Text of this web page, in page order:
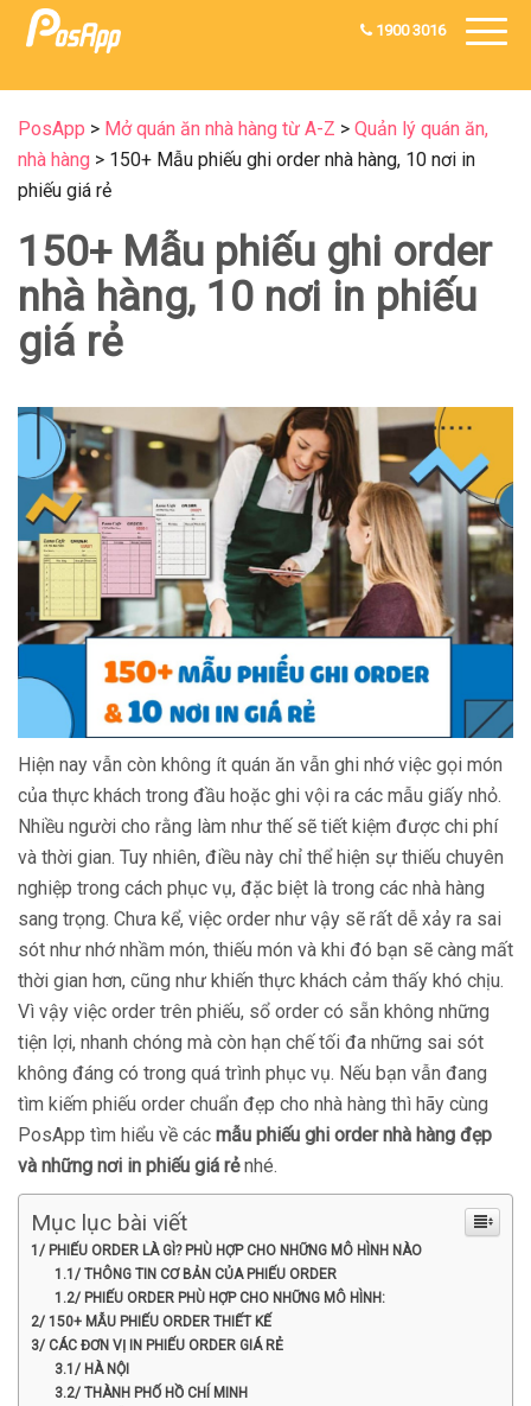
1900 3016
PosApp > Mở quán ăn nhà hàng từ A-Z > Quản lý quán ăn,
nhà hàng > 150+ Mẫu phiếu ghi order nhà hàng, 10 nơi in
phiếu giá rẻ
150+ Mẫu phiếu ghi order
nhà hàng, 10 nơi in phiếu
giá rẻ
Hiện nay vẫn còn không ít quán ăn vẫn ghi nhớ việc gọi món
của thực khách trong đầu hoặc ghi vội ra các mẫu giấy nhỏ.
Nhiều người cho rằng làm như thế sẽ tiết kiệm được chi phí
và thời gian. Tuy nhiên, điều này chỉ thể hiện sự thiếu chuyên
nghiệp trong cách phục vụ, đặc biệt là trong các nhà hàng
sang trọng. Chưa kể, việc order như vậy sẽ rất dễ xảy ra sai
sót như nhớ nhầm món, thiếu món và khi đó bạn sẽ càng mất
thời gian hơn, cũng như khiến thực khách cảm thấy khó chịu.
Vì vậy việc order trên phiếu, sổ order có sẵn không những
tiện lợi, nhanh chóng mà còn hạn chế tối đa những sai sót
không đáng có trong quá trình phục vụ. Nếu bạn vẫn đang
tìm kiếm phiếu order chuẩn đẹp cho nhà hàng thì hãy cùng
PosApp tìm hiểu về các mẫu phiếu ghi order nhà hàng đẹp
và những nơi in phiếu giá rẻnhé.
Mục lục bài viết
1/ PHIẾU ORDER LÀ GÌ? PHÙ HỢP CHO NHỮNG MÔ HÌNH NÀO
1.1/ THÔNG TIN CƠ BẢN CỦA PHIẾU ORDER
1.2/ PHIẾU ORDER PHÙ HỢP CHO NHỮNG MÔ HÌNH:
2/ 150+ MẪU PHIẾU ORDER THIẾT KẾ
3/ CÁC ĐƠN VỊ IN PHIẾU ORDER GIÁ RẺ
3.1/ HÀ NỘI
3.2/ THÀNH PHỐ HỒ CHÍ MINH